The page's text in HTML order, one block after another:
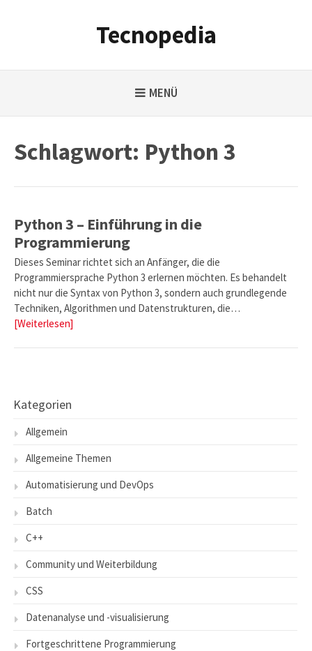
Tecnopedia
MENÜ
Schlagwort: Python 3
Python 3 – Einführung in die
Programmierung
Dieses Seminar richtet sich an Anfänger, die die
Programmiersprache Python 3 erlernen möchten. Es behandelt
nicht nur die Syntax von Python 3, sondern auch grundlegende
Techniken, Algorithmen und Datenstrukturen, die…
[Weiterlesen]
Kategorien
Allgemein
Allgemeine Themen
Automatisierung und DevOps
Batch
C++
Community und Weiterbildung
CSS
Datenanalyse und -visualisierung
Fortgeschrittene Programmierung